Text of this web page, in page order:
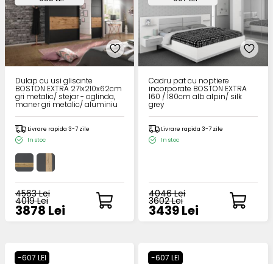
Dulap cu usi glisante
BOSTON EXTRA 271x210x62cm
gri metalic/ stejar - oglinda,
maner gri metalic/ aluminiu
Livrare rapida 3-7 zile
In stoc
4563 Lei
4019 Lei
3878 Lei
Cadru pat cu noptiere
incorporate BOSTON EXTRA
160 / 180cm alb alpin/ silk
grey
Livrare rapida 3-7 zile
In stoc
4046 Lei
3602 Lei
3439 Lei
-607 LEI -607 LEI